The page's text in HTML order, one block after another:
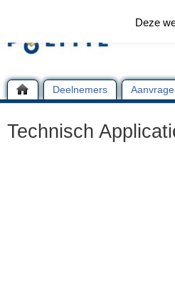
Deelnemers
Technisch
Deze